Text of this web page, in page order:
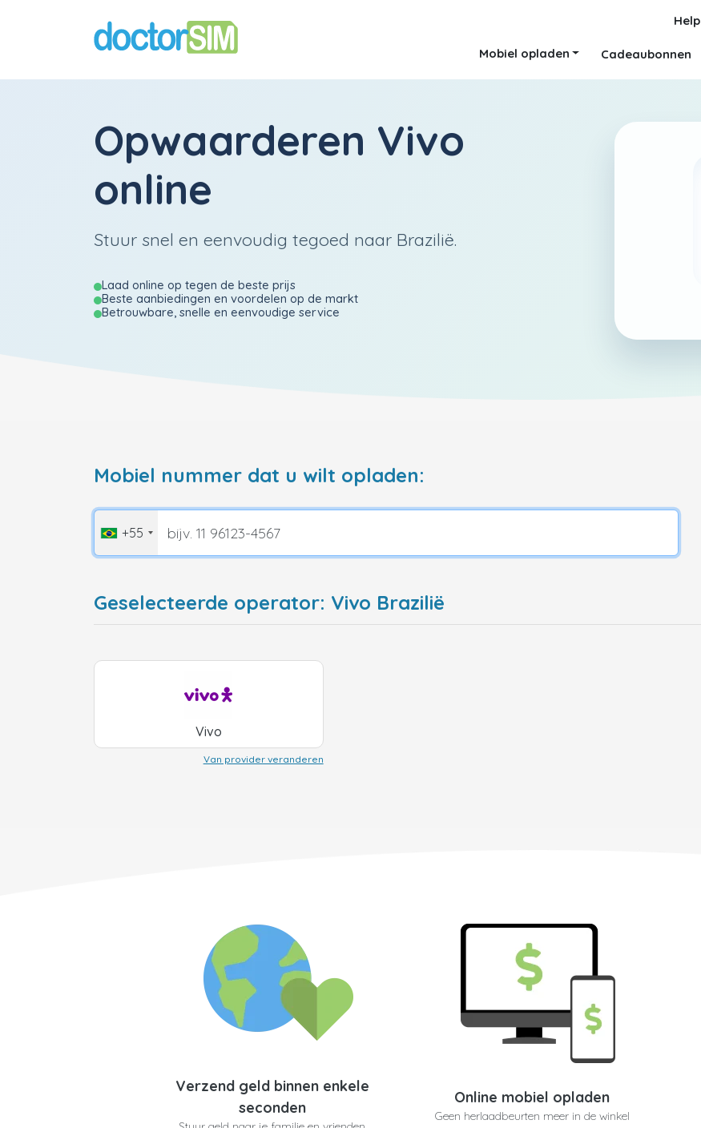
Help
Mobiel opladen Cadeaubonnen
Opwaarderen Vivo
online
Stuur snel en eenvoudig tegoed naar Brazilië.
Laad online op tegen de beste prijs
Beste aanbiedingen en voordelen op de markt
Betrouwbare, snelle en eenvoudige service
Mobiel nummer dat u wilt opladen:
+55
Geselecteerde operator: Vivo Brazilië
Vivo
Van provider veranderen
Verzend geld binnen enkele
seconden
Online mobiel opladen
Geen herlaadbeurten meer in de winkel